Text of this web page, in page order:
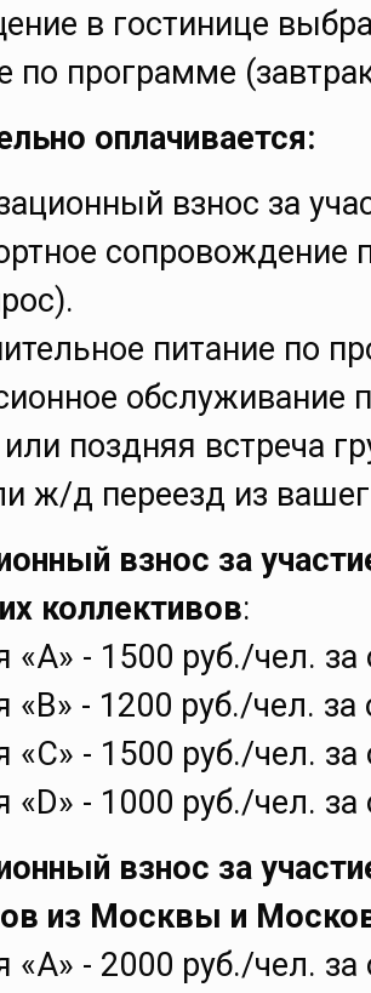
в гостинице
по программе
оплачивается:
взнос за
сопровождение
питание по
обслуживание
поздняя встреча
ж/д переезд из
взнос за
коллективов:
«А» - 1500 руб./чел.
«В» - 1200 руб./чел.
«С» - 1500 руб./чел.
«D» - 1000 руб./чел.
взнос за
из Москвы и
«А» - 2000 руб./чел.